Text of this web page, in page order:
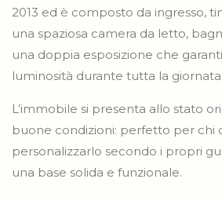
2013 ed è composto da ingresso,
una spaziosa camera da letto,
una doppia esposizione che
luminosità durante tutta la giornata.
L’immobile si presenta allo stato
buone condizioni: perfetto per chi
personalizzarlo secondo i propri
una base solida e funzionale.